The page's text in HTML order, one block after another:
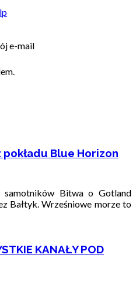
e-mail
Blue Horizon
Bitwa o Gotland
Bałtyk. Wrześniowe morze to
KANAŁY POD